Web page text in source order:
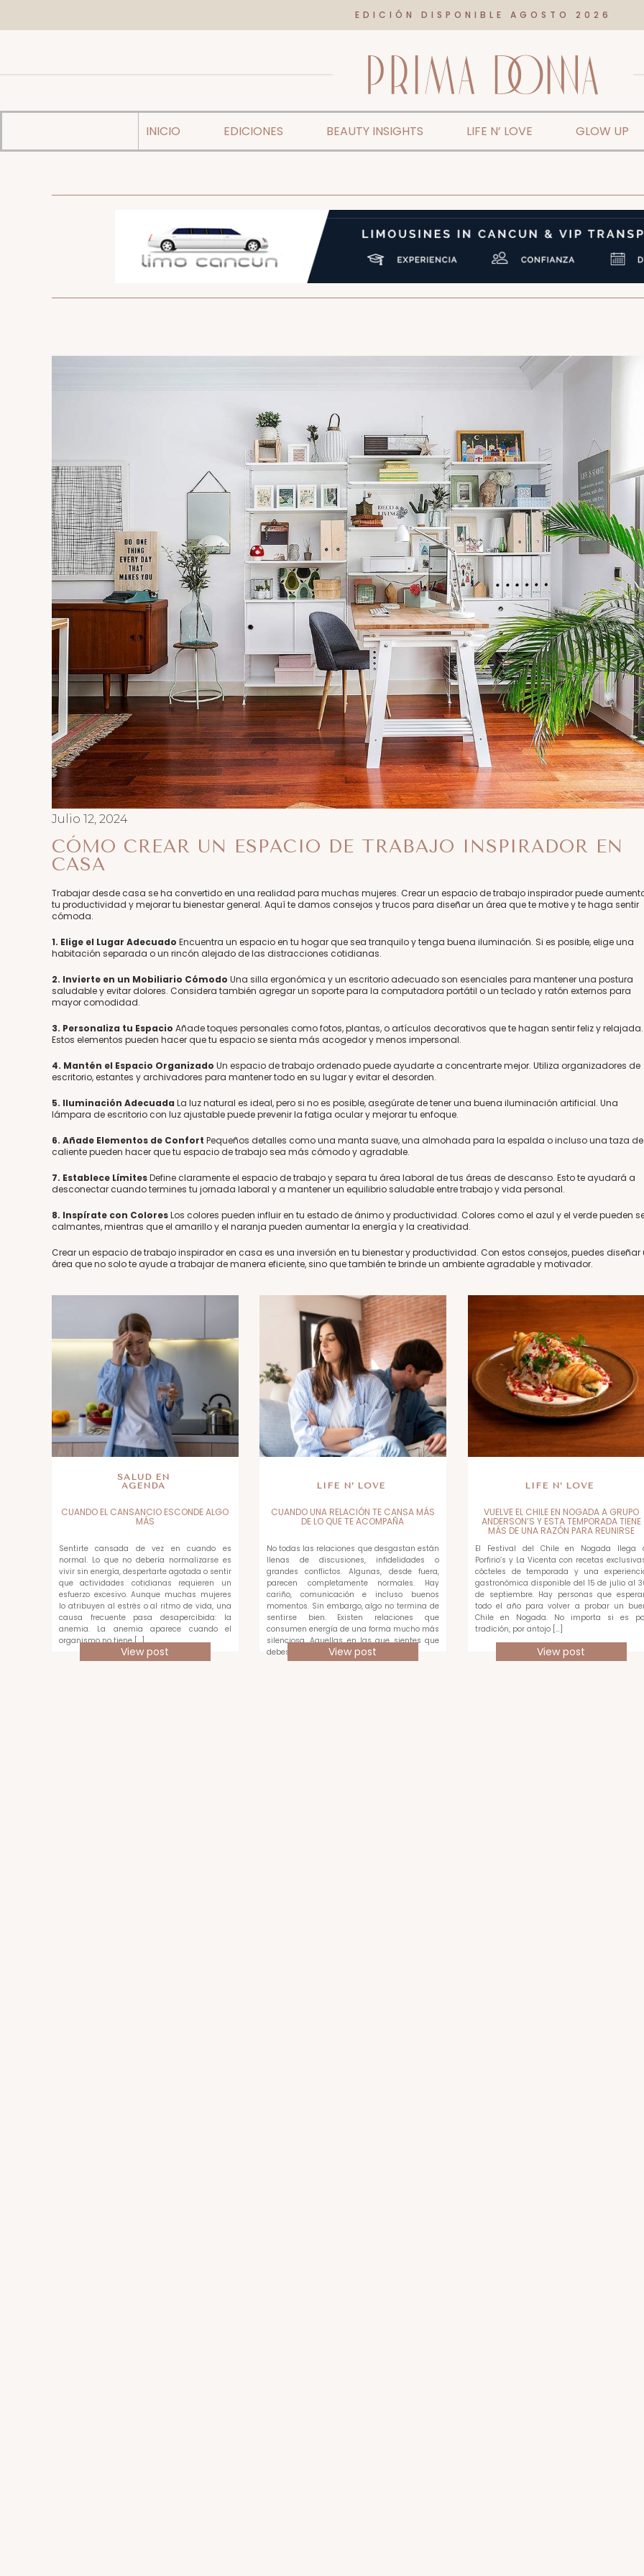
EDICIÓN DISPONIBLE AGOSTO 2026
INICIO EDICIONES BEAUTY INSIGHTS LIFE N’ LOVE GLOW UP
Julio 12, 2024
CÓMO CREAR UN ESPACIO DE TRABAJO INSPIRADOR EN
CASA
Trabajar desde casa se ha convertido en una realidad para muchas mujeres. Crear un espacio de trabajo inspirador puede
tu productividad y mejorar tu bienestar general. Aquí te damos consejos y trucos para diseñar un área que te motive y te haga sentir
cómoda.
1. Elige el Lugar Adecuado Encuentra un espacio en tu hogar que sea tranquilo y tenga buena iluminación. Si es posible, elige una
habitación separada o un rincón alejado de las distracciones cotidianas.
2. Invierte en un Mobiliario Cómodo Una silla ergonómica y un escritorio adecuado son esenciales para mantener una postura
saludable y evitar dolores. Considera también agregar un soporte para la computadora portátil o un teclado y ratón externos para
mayor comodidad.
3. Personaliza tu Espacio Añade toques personales como fotos, plantas, o artículos decorativos que te hagan sentir feliz y relajada.
Estos elementos pueden hacer que tu espacio se sienta más acogedor y menos impersonal.
4. Mantén el Espacio Organizado Un espacio de trabajo ordenado puede ayudarte a concentrarte mejor. Utiliza organizadores de
escritorio, estantes y archivadores para mantener todo en su lugar y evitar el desorden.
5. Iluminación Adecuada La luz natural es ideal, pero si no es posible, asegúrate de tener una buena iluminación artificial. Una
lámpara de escritorio con luz ajustable puede prevenir la fatiga ocular y mejorar tu enfoque.
6. Añade Elementos de Confort Pequeños detalles como una manta suave, una almohada para la espalda o incluso una taza de
caliente pueden hacer que tu espacio de trabajo sea más cómodo y agradable.
7. Establece LímitesDefine claramente el espacio de trabajo y separa tu área laboral de tus áreas de descanso. Esto te ayudará a
desconectar cuando termines tu jornada laboral y a mantener un equilibrio saludable entre trabajo y vida personal.
8. Inspírate con ColoresLos colores pueden influir en tu estado de ánimo y productividad. Colores como el azul y el verde pueden
calmantes, mientras que el amarillo y el naranja pueden aumentar la energía y la creatividad.
Crear un espacio de trabajo inspirador en casa es una inversión en tu bienestar y productividad. Con estos consejos, puedes diseñar
área que no solo te ayude a trabajar de manera eficiente, sino que también te brinde un ambiente agradable y motivador.
SALUD EN
AGENDA
CUANDO EL CANSANCIO ESCONDE ALGO
MÁS
Sentirte cansada de vez en cuando es
normal. Lo que no debería normalizarse es
vivir sin energía, despertarte agotada o sentir
que actividades cotidianas requieren un
esfuerzo excesivo. Aunque muchas mujeres
lo atribuyen al estrés o al ritmo de vida, una
causa frecuente pasa desapercibida: la
anemia. La anemia aparece cuando el
organismo no tiene […]
View post
LIFE N’ LOVE
CUANDO UNA RELACIÓN TE CANSA MÁS
DE LO QUE TE ACOMPAÑA
No todas las relaciones que desgastan están
llenas de discusiones, infidelidades o
grandes conflictos. Algunas, desde fuera,
parecen completamente normales. Hay
cariño, comunicación e incluso buenos
momentos. Sin embargo, algo no termina de
sentirse bien. Existen relaciones que
consumen energía de una forma mucho más
silenciosa. Aquellas en las que sientes que
debes medir cada […]View post
LIFE N’ LOVE
VUELVE EL CHILE EN NOGADA A GRUPO
ANDERSON’S Y ESTA TEMPORADA TIENE
MÁS DE UNA RAZÓN PARA REUNIRSE
El Festival del Chile en Nogada llega
Porfirio’s y La Vicenta con recetas
cócteles de temporada y una
gastronómica disponible del 15 de julio al
de septiembre. Hay personas que
todo el año para volver a probar un
Chile en Nogada. No importa si es
tradición, por antojo […]
View post